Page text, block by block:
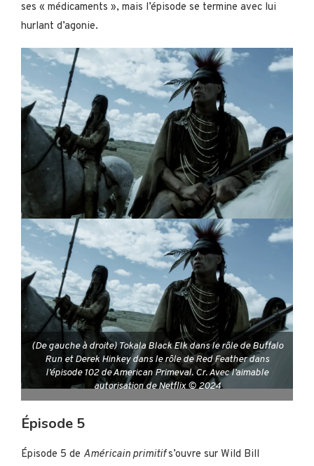
ses « médicaments », mais l’épisode se termine avec lui
hurlant d’agonie.
(De gauche à droite) Tokala Black Elk dans le rôle de Buffalo
Run et Derek Hinkey dans le rôle de Red Feather dans
l’épisode 102 de American Primeval. Cr. Avec l’aimable
autorisation de Netflix © 2024
Épisode 5
Épisode 5 de Américain primitifs’ouvre sur Wild Bill